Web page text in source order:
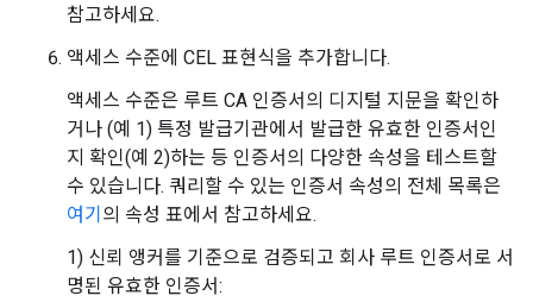
참고하세요.
액세스 수준에 CEL 표현식을 추가합니다.
액세스 수준은 루트 CA 인증서의 디지털 지문을 확인하
거나 (예 1) 특정 발급기관에서 발급한 유효한 인증서인
지 확인(예 2)하는 등 인증서의 다양한 속성을 테스트할
수 있습니다. 쿼리할 수 있는 인증서 속성의 전체 목록은
여기 의 속성 표에서 참고하세요.
1) 신뢰 앵커를 기준으로 검증되고 회사 루트 인증서로 서
명된 유효한 인증서: